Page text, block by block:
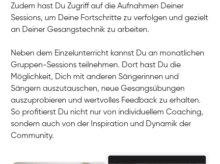
Zudem hast Du Zugriff auf die Aufnahmen Deiner
Sessions, um Deine Fortschritte zu verfolgen und gezielt
an Deiner Gesangstechnik zu arbeiten.
Neben dem Einzelunterricht kannst Du an monatlichen
Gruppen-Sessions teilnehmen. Dort hast Du die
Möglichkeit, Dich mit anderen Sängerinnen und
Sängern auszutauschen, neue Gesangsübungen
auszuprobieren und wertvolles Feedback zu erhalten.
So profitierst Du nicht nur von individuellem Coaching,
sondern auch von der Inspiration und Dynamik der
Community.